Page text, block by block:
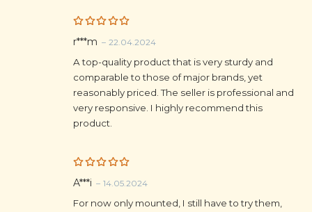
Rated5
r***m – 22.04.2024
A top-quality product that is very sturdy and
comparable to those of major brands, yet
reasonably priced. The seller is professional and
very responsive. I highly recommend this
product.
Rated 5
A***i – 14.05.2024
For now only mounted, I still have to try them,